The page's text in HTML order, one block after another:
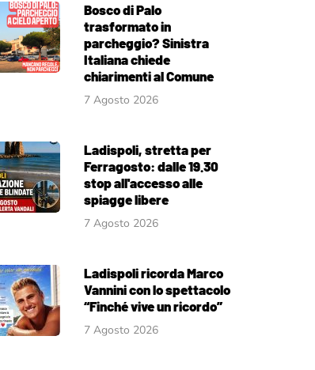
Bosco di Palo
trasformato in
parcheggio? Sinistra
Italiana chiede
chiarimenti al Comune
7 Agosto 2026
Ladispoli, stretta per
Ferragosto: dalle 19.30
stop all'accesso alle
spiagge libere
7 Agosto 2026
Ladispoli ricorda Marco
Vannini con lo spettacolo
“Finché vive un ricordo”
7 Agosto 2026